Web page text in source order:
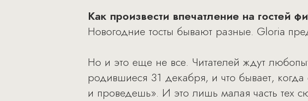
Как произвести впечатление на гостей
Новогодние тосты бывают разные. Gloria
Но и это еще не все. Читателей ждут
родившиеся 31 декабря, и что бывает, когда
и проведешь». И это лишь малая часть тех